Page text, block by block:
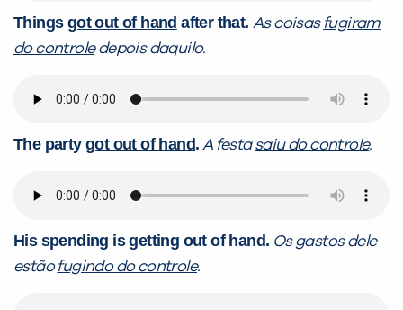
Things got out of hand after that.As coisas fugiram
do controledepois daquilo.
The partygot out of hand. A festasaiu do controle.
His spending is getting out of hand. Os gastos dele
estãofugindo do controle.